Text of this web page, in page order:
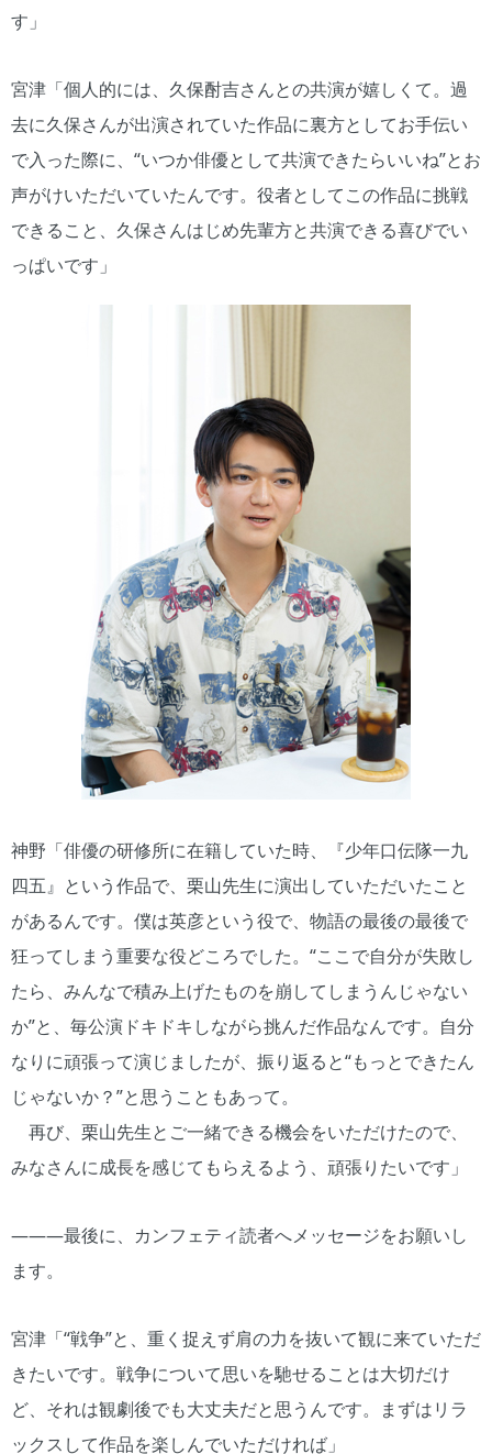
す」
宮津「個人的には、久保酎吉さんとの共演が嬉しくて。過
去に久保さんが出演されていた作品に裏方としてお手伝い
で入った際に、“いつか俳優として共演できたらいいね”とお
声がけいただいていたんです。役者としてこの作品に挑戦
できること、久保さんはじめ先輩方と共演できる喜びでい
っぱいです」
神野「俳優の研修所に在籍していた時、『少年口伝隊一九
四五』という作品で、栗山先生に演出していただいたこと
があるんです。僕は英彦という役で、物語の最後の最後で
狂ってしまう重要な役どころでした。“ここで自分が失敗し
たら、みんなで積み上げたものを崩してしまうんじゃない
か”と、毎公演ドキドキしながら挑んだ作品なんです。自分
なりに頑張って演じましたが、振り返ると“もっとできたん
じゃないか？”と思うこともあって。
再び、栗山先生とご一緒できる機会をいただけたので、
みなさんに成長を感じてもらえるよう、頑張りたいです」
―――最後に、カンフェティ読者へメッセージをお願いし
ます。
宮津「“戦争”と、重く捉えず肩の力を抜いて観に来ていただ
きたいです。戦争について思いを馳せることは大切だけ
ど、それは観劇後でも大丈夫だと思うんです。まずはリラ
ックスして作品を楽しんでいただければ」